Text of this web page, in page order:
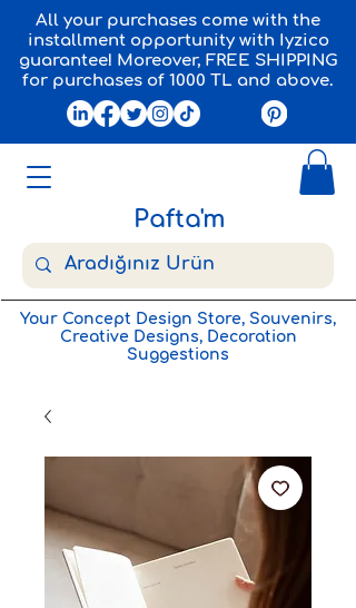
Pafta'm
All your purchases come with the
installment opportunity with Iyzico
guarantee! Moreover, FREE SHIPPING
for purchases of 1000 TL and above.
Your Concept Design Store, Souvenirs,
Creative Designs, Decoration
Suggestions